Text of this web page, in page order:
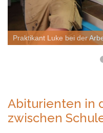
Praktikant Luke bei der
Abiturienten in
zwischen